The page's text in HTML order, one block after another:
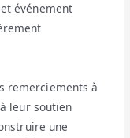
événement
remerciements à
leur soutien
une